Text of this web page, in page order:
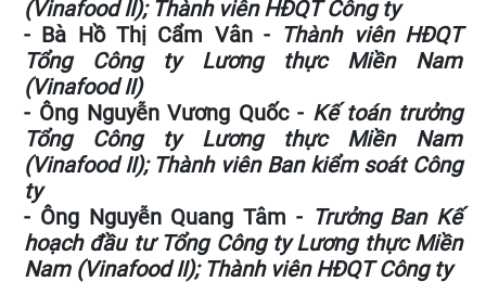
(Vinafood II); Thành viên HĐQT Công ty
- Bà Hồ Thị Cẩm Vân - Thành viênHĐQT
Tổng Công ty Lương thực Miền Nam
(Vinafood II)
- Ông Nguyễn Vương Quốc - Kế toán trưởng
Tổng Công ty Lương thực Miền Nam
(Vinafood II); Thành viên Ban kiểm soát Công
ty
- Ông Nguyễn Quang Tâm - Trưởng Ban Kế
hoạch đầu tư Tổng Công ty Lương thực Miền
Nam (Vinafood II); Thành viên HĐQT Công ty